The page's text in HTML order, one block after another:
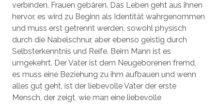
verbinden. Frauen gebären. Das Leben geht aus ihnen
hervor, es wird zu Beginn als Identität wahrgenommen
und muss erst getrennt werden, sowohl physisch
durch die Nabelschnur, aber ebenso geistig durch
Selbsterkenntnis und Reife. Beim Mann ist es
umgekehrt. Der Vater ist dem Neugeborenen fremd,
es muss eine Beziehung zu ihm aufbauen und wenn
alles gut geht, ist der liebevolle Vater der erste
Mensch, der zeigt, wie man eine liebevolle